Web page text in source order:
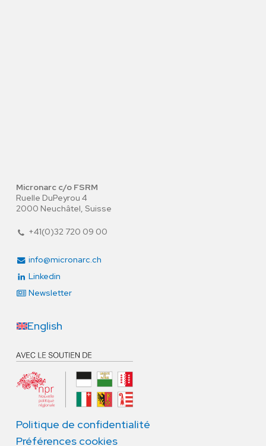
Micronarc c/o FSRM
Ruelle DuPeyrou 4
2000 Neuchâtel, Suisse
+41(0)32 720 09 00
info@micronarc.ch
Linkedin
Newsletter
English
Politique de confidentialité
Préférences cookies